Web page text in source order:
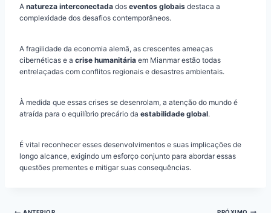
A natureza interconectada dos eventos globais destaca a
complexidade dos desafios contemporâneos.
A fragilidade da economia alemã, as crescentes ameaças
cibernéticas e a crise humanitária em Mianmar estão todas
entrelaçadas com conflitos regionais e desastres ambientais.
À medida que essas crises se desenrolam, a atenção do mundo é
atraída para o equilíbrio precário da estabilidade global.
É vital reconhecer esses desenvolvimentos e suas implicações de
longo alcance, exigindo um esforço conjunto para abordar essas
questões prementes e mitigar suas consequências.